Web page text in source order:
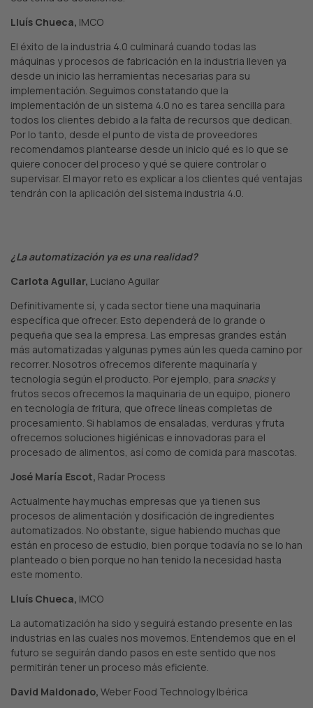
Lluís Chueca, IMCO
El éxito de la industria 4.0 culminará cuando todas las
máquinas y procesos de fabricación en la industria lleven ya
desde un inicio las herramientas necesarias para su
implementación. Seguimos constatando que la
implementación de un sistema 4.0 no es tarea sencilla para
todos los clientes debido a la falta de recursos que dedican.
Por lo tanto, desde el punto de vista de proveedores
recomendamos plantearse desde un inicio qué es lo que se
quiere conocer del proceso y qué se quiere controlar o
supervisar. El mayor reto es explicar a los clientes qué ventajas
tendrán con la aplicación del sistema industria 4.0.
¿La automatización ya es una realidad?
Carlota Aguilar, Luciano Aguilar
Definitivamente sí, y cada sector tiene una maquinaria
específica que ofrecer. Esto dependerá de lo grande o
pequeña que sea la empresa. Las empresas grandes están
más automatizadas y algunas pymes aún les queda camino por
recorrer. Nosotros ofrecemos diferente maquinaría y
tecnología según el producto. Por ejemplo, para snacksy
frutos secos ofrecemos la maquinaria de un equipo, pionero
en tecnología de fritura, que ofrece líneas completas de
procesamiento. Si hablamos de ensaladas, verduras y fruta
ofrecemos soluciones higiénicas e innovadoras para el
procesado de alimentos, así como de comida para mascotas.
José María Escot, Radar Process
Actualmente hay muchas empresas que ya tienen sus
procesos de alimentación y dosificación de ingredientes
automatizados. No obstante, sigue habiendo muchas que
están en proceso de estudio, bien porque todavía no se lo han
planteado o bien porque no han tenido la necesidad hasta
este momento.
Lluís Chueca, IMCO
La automatización ha sido y seguirá estando presente en las
industrias en las cuales nos movemos. Entendemos que en el
futuro se seguirán dando pasos en este sentido que nos
permitirán tener un proceso más eficiente.
David Maldonado, Weber Food Technology Ibérica